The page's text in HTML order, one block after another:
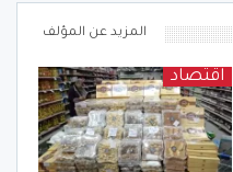
المزيد عن المؤلف
اقتصاد